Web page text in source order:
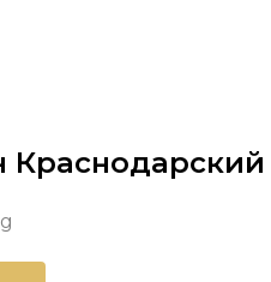
Краснодарский